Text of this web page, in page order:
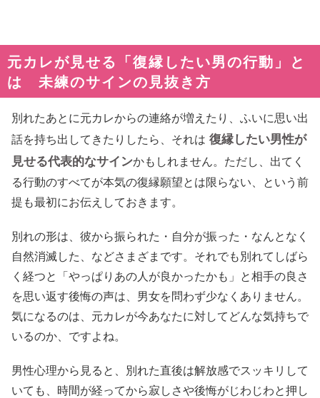
元カレが見せる「復縁したい男の行動」と
は 未練のサインの見抜き方
別れたあとに元カレからの連絡が増えたり、ふいに思い出
話を持ち出してきたりしたら、それは 復縁したい男性が
見せる代表的なサインかもしれません。ただし、出てく
る行動のすべてが本気の復縁願望とは限らない、という前
提も最初にお伝えしておきます。
別れの形は、彼から振られた・自分が振った・なんとなく
自然消滅した、などさまざまです。それでも別れてしばら
く経つと「やっぱりあの人が良かったかも」と相手の良さ
を思い返す後悔の声は、男女を問わず少なくありません。
気になるのは、元カレが今あなたに対してどんな気持ちで
いるのか、ですよね。
男性心理から見ると、別れた直後は解放感でスッキリして
いても、時間が経ってから寂しさや後悔がじわじわと押し